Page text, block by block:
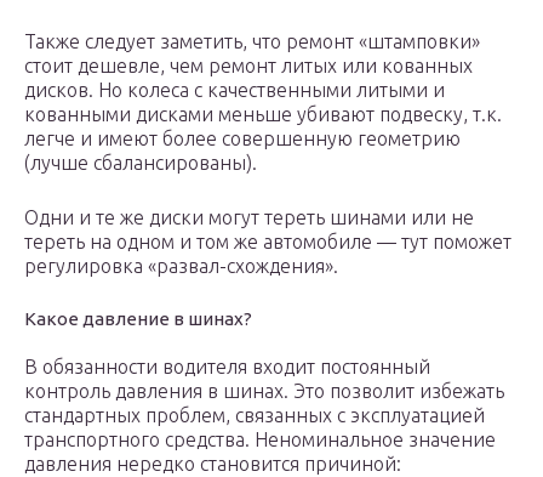
Также следует заметить, что ремонт «штамповки»
стоит дешевле, чем ремонт литых или кованных
дисков. Но колеса с качественными литыми и
кованными дисками меньше убивают подвеску, т.к.
легче и имеют более совершенную геометрию
(лучше сбалансированы).
Одни и те же диски могут тереть шинами или не
тереть на одном и том же автомобиле — тут поможет
регулировка «развал-схождения».
Какое давление в шинах?
В обязанности водителя входит постоянный
контроль давления в шинах. Это позволит избежать
стандартных проблем, связанных с эксплуатацией
транспортного средства. Неноминальное значение
давления нередко становится причиной: